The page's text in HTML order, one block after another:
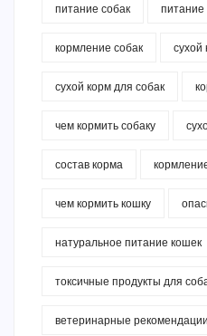
питание собак питание
кормление собак сухой
сухой корм для собак
чем кормить собаку
состав корма
чем кормить кошку
натуральное питание кошек
токсичные продукты для
ветеринарные рекомендации